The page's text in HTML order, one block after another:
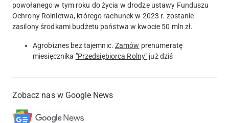
powołanego w tym roku do życia w drodze ustawy Funduszu
Ochrony Rolnictwa, którego rachunek w 2023 r. zostanie
zasilony środkami budżetu państwa w kwocie 50 mln zł.
Agrobiznes bez tajemnic. Zamów prenumeratę
miesięcznika "Przedsiębiorca Rolny" już dziś
Zobacz nas w Google News